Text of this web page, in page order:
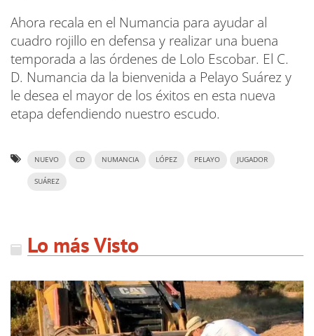
Ahora recala en el Numancia para ayudar al
cuadro rojillo en defensa y realizar una buena
temporada a las órdenes de Lolo Escobar. El C.
D. Numancia da la bienvenida a Pelayo Suárez y
le desea el mayor de los éxitos en esta nueva
etapa defendiendo nuestro escudo.
NUEVO CD NUMANCIA LÓPEZ PELAYO JUGADOR
SUÁREZ
Lo más Visto